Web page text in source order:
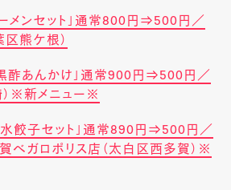
メンセット」通常800円⇒500円／
熊ケ根）
酢あんかけ」通常900円⇒500円／
）※新メニュー※
餃子セット」通常890円⇒500円／
ベガロポリス店（太白区西多賀）※